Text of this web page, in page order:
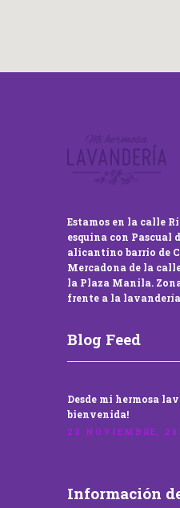
Estamos en la calle
esquina con Pascual
alicantino barrio de
Mercadona de la
la Plaza Manila.
frente a la
Blog Feed
Desde mi hermosa
bienvenida!
22 NOVIEMBRE,
Información